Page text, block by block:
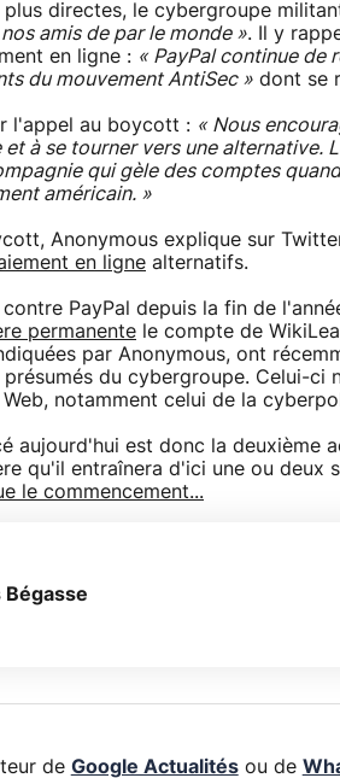
directes, le cybergroupe
amis de par le monde ». Il y
en ligne : « PayPal continue de
du mouvement AntiSec » dont se
l'appel au boycott : « Nous
à se tourner vers une alternative.
qui gèle des comptes
américain. »
Anonymous explique sur
en ligne alternatifs.
PayPal depuis la fin de
permanente le compte de
par Anonymous, ont
présumés du cybergroupe. Celui-ci
notamment celui de la
aujourd'hui est donc la deuxième
qu'il entraînera d'ici une ou deux
le commencement...
Bégasse
de Google Actualitésou de